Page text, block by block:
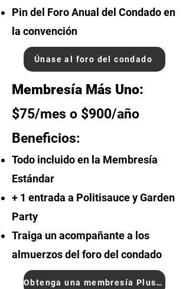
Pindel Foro Anual del Condadoen
la convención
Únase al foro del condado
Membresía Más Uno:
$75/mes o $900/año
Beneficios:
Todo incluido en la Membresía
Estándar
+ 1 entrada a Politisauce y Garden
Party
Traiga un acompañante a los
almuerzosdel foro del condado
Obtenga una membresía Plus One